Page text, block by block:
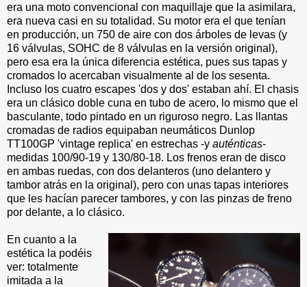
era una moto convencional con maquillaje que la asimilara,
era nueva casi en su totalidad. Su motor era el que tenían
en producción, un 750 de aire con dos árboles de levas (y
16 válvulas, SOHC de 8 válvulas en la versión original),
pero esa era la única diferencia estética, pues sus tapas y
cromados lo acercaban visualmente al de los sesenta.
Incluso los cuatro escapes 'dos y dos' estaban ahí. El chasis
era un clásico doble cuna en tubo de acero, lo mismo que el
basculante, todo pintado en un riguroso negro. Las llantas
cromadas de radios equipaban neumáticos Dunlop
TT100GP 'vintage replica' en estrechas -y auténticas-
medidas 100/90-19 y 130/80-18. Los frenos eran de disco
en ambas ruedas, con dos delanteros (uno delantero y
tambor atrás en la original), pero con unas tapas interiores
que les hacían parecer tambores, y con las pinzas de freno
por delante, a lo clásico.
En cuanto a la
estética la podéis
ver: totalmente
imitada a la